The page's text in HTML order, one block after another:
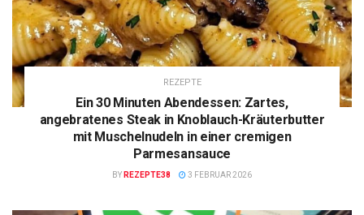
REZEPTE
Ein 30 Minuten Abendessen: Zartes,
angebratenes Steak in Knoblauch-Kräuterbutter
mit Muschelnudeln in einer cremigen
Parmesansauce
BY REZEPTE38 3 FEBRUAR 2026